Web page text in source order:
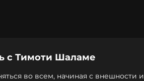
с Тимоти Шаламе
во всем, начиная с внешности и